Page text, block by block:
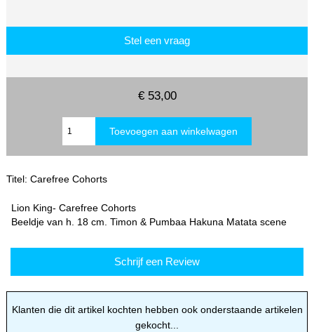
Stel een vraag
€ 53,00
Titel: Carefree Cohorts
Lion King- Carefree Cohorts
Beeldje van h. 18 cm. Timon & Pumbaa Hakuna Matata scene
Schrijf een Review
Klanten die dit artikel kochten hebben ook onderstaande artikelen
gekocht...